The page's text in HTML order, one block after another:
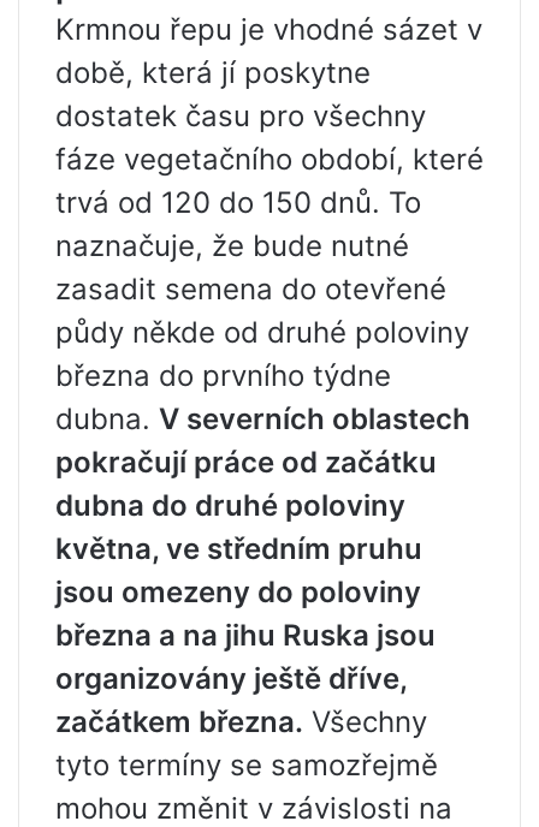
Krmnou řepu je vhodné sázet v
době, která jí poskytne
dostatek času pro všechny
fáze vegetačního období, které
trvá od 120 do 150 dnů. To
naznačuje, že bude nutné
zasadit semena do otevřené
půdy někde od druhé poloviny
března do prvního týdne
dubna. V severních oblastech
pokračují práce od začátku
dubna do druhé poloviny
května, ve středním pruhu
jsou omezeny do poloviny
března a na jihu Ruska jsou
organizovány ještě dříve,
začátkem března. Všechny
tyto termíny se samozřejmě
mohou změnit v závislosti na